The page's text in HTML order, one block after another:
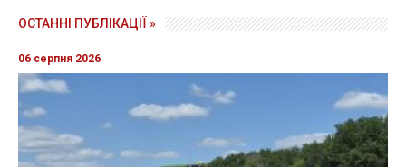
ОСТАННІ ПУБЛІКАЦІЇ »
06 серпня 2026